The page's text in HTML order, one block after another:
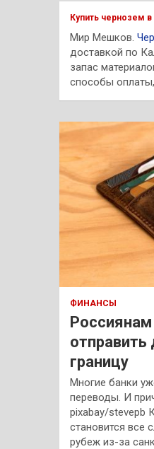
к
Купить чернозем
Мир Мешков.
доставкой по
запас
способы
ФИНАНСЫ
границу
Многие банки
переводы. И
pixabay/stevepb
становится все
рубеж из-за